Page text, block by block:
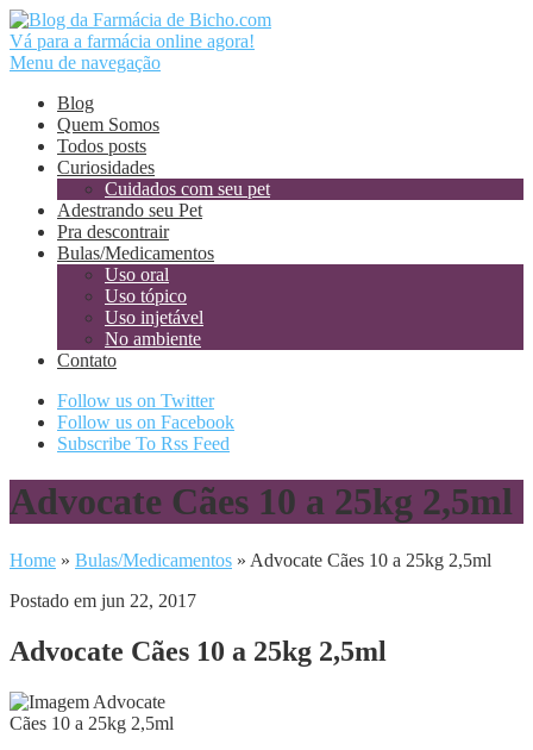
Vá para a farmácia online agora!
Menu de navegação
Blog
Quem Somos
Todos posts
Curiosidades
Cuidados com seu pet
Adestrando seu Pet
Pra descontrair
Bulas/Medicamentos
Uso oral
Uso tópico
Uso injetável
No ambiente
Contato
Follow us on Twitter
Follow us on Facebook
Subscribe To Rss Feed
Advocate Cães 10 a 25kg 2,5ml
Home » Bulas/Medicamentos » Advocate Cães 10 a 25kg 2,5ml
Postado em jun 22, 2017
Advocate Cães 10 a 25kg 2,5ml